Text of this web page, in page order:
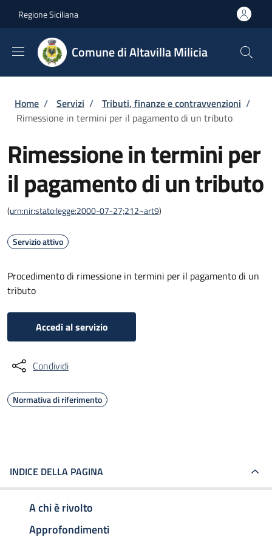
Regione Siciliana
Comune di Altavilla Milicia
Briciole di pane
Home / Servizi / Tributi, finanze e contravvenzioni /
Rimessione in termini per il pagamento di un tributo
Rimessione in termini per
il pagamento di un tributo
(urn:nir:stato:legge:2000-07-27;212~art9)
Servizio attivo
Procedimento di rimessione in termini per il pagamento di un
tributo
Accedi al servizio
Condividi
Normativa di riferimento
INDICE DELLA PAGINA
A chi è rivolto
Approfondimenti